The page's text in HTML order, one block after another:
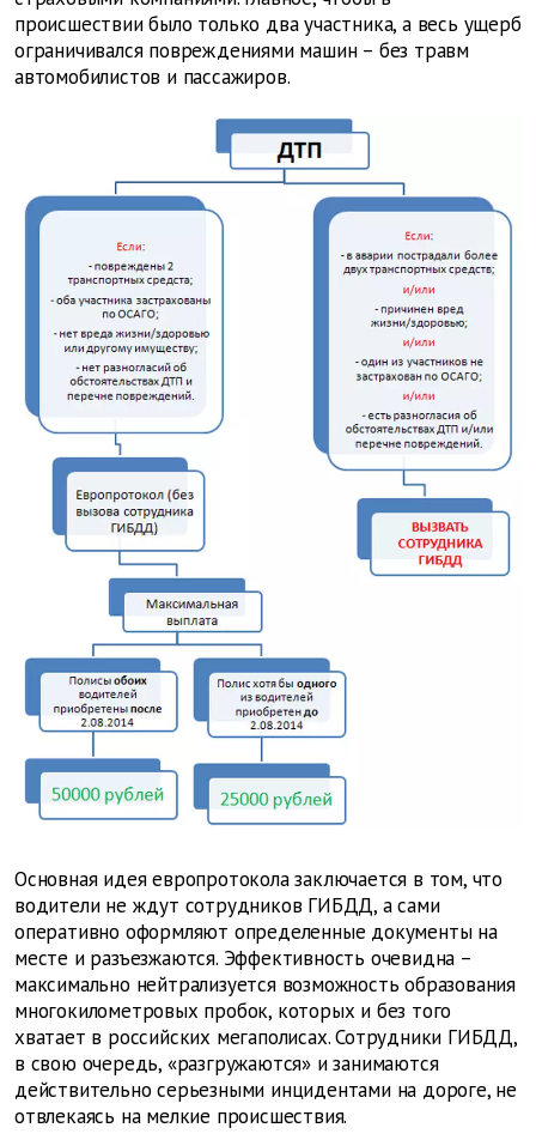
происшествии было только два участника, а весь ущерб
ограничивался повреждениями машин – без травм
автомобилистов и пассажиров.
Основная идея европротокола заключается в том, что
водители не ждут сотрудников ГИБДД, а сами
оперативно оформляют определенные документы на
месте и разъезжаются. Эффективность очевидна –
максимально нейтрализуется возможность образования
многокилометровых пробок, которых и без того
хватает в российских мегаполисах. Сотрудники ГИБДД,
в свою очередь, «разгружаются» и занимаются
действительно серьезными инцидентами на дороге, не
отвлекаясь на мелкие происшествия.